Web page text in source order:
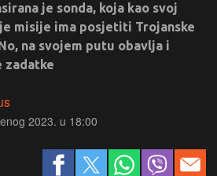
je sonda, koja kao svoj
misije ima posjetiti Trojanske
na svojem putu obavlja i
zadatke
2023. u 18:00